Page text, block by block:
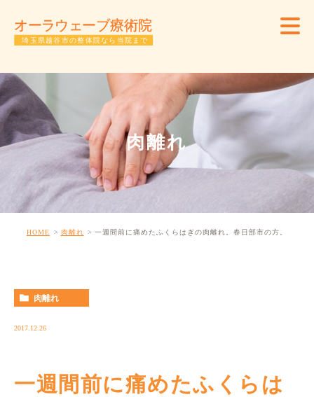
肉離れ
HOME 肉離れ 一週間前に痛めたふくらはぎの肉離れ。春日部市の方。
肉離れ
2017.12.26
一週間前に痛めたふくらは